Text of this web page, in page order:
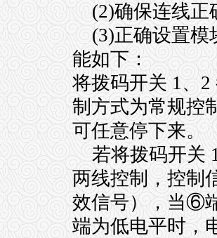
(2)确保连线正
(3)正确设置模
能如下：
将拨码开关 1、
制方式为常规控
可任意停下来。
若将拨码开关 1
两线控制，控
效信号），当⑥
端为低电平时，